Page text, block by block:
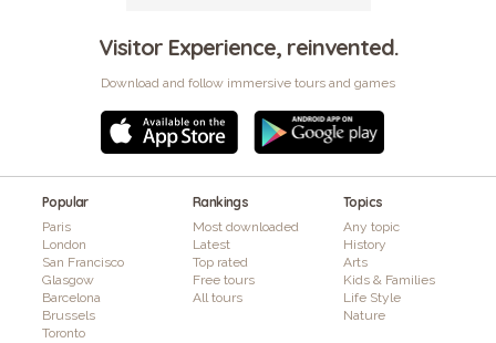
Visitor Experience, reinvented.
Download and follow immersive tours and games
Popular
Paris
London
San Francisco
Glasgow
Barcelona
Brussels
Toronto
Rankings
Most downloaded
Latest
Top rated
Free tours
All tours
Topics
Any topic
History
Arts
Kids & Families
Life Style
Nature